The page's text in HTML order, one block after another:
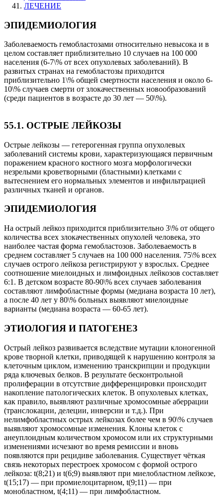
ЛЕЧЕНИЕ
ЭПИДЕМИОЛОГИЯ
Заболеваемость гемобластозами относительно невысока и в
целом составляет приблизительно 10 случаев на 100 000
населения (6-7\% от всех опухолевых заболеваний). В
развитых странах на гемобластозы приходится
приблизительно 1\% общей смертности населения и около 6-
10\% случаев смерти от злокачественных новообразований
(среди пациентов в возрасте до 30 лет — 50\%).
55.1. ОСТРЫЕ ЛЕЙКОЗЫ
Острые лейкозы — гетерогенная группа опухолевых
заболеваний системы крови, характеризующаяся первичным
поражением красного костного мозга морфологически
незрелыми кроветворными (бластными) клетками с
вытеснением его нормальных элементов и инфильтрацией
различных тканей и органов.
ЭПИДЕМИОЛОГИЯ
На острый лейкоз приходится приблизительно 3\% от общего
количества всех злокачественных опухолей человека, это
наиболее частая форма гемобластозов. Заболеваемость в
среднем составляет 5 случаев на 100 000 населения. 75\% всех
случаев острого лейкоза регистрируют у взрослых. Среднее
соотношение миелоидных и лимфоидных лейкозов составляет
6:1. В детском возрасте 80-90\% всех случаев заболевания
составляют лимфобластные формы (медиана возраста 10 лет),
а после 40 лет у 80\% больных выявляют миелоидные
варианты (медиана возраста — 60-65 лет).
ЭТИОЛОГИЯ И ПАТОГЕНЕЗ
Острый лейкоз развивается вследствие мутации клоногенной
крове творной клетки, приводящей к нарушению контроля за
клеточным циклом, изменению транскрипции и продукции
ряда ключевых белков. В результате бесконтрольной
пролиферации в отсутствие дифференцировки происходит
накопление патологических клеток. В опухолевых клетках,
как правило, выявляют различные хромосомные аберрации
(транслокации, делеции, инверсии и т.д.). При
нелимфобластных острых лейкозах более чем в 90\% случаев
выявляют хромосомные изменения. Клоны клеток с
анеуплоидным количеством хромосом или их структурными
изменениями исчезают во время ремиссии и вновь
появляются при рецидиве заболевания. Существует чёткая
связь некоторых перестроек хромосом с формой острого
лейкоза: t(8;21) и t(6;9) выявляют при миелобластном лейкозе,
t(15;17) — при промиелоцитарном, t(9;11) — при
монобластном, t(4;11) — при лимфобластном.